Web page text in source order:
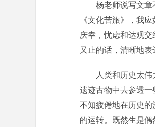
杨老师说写文
《文化苦旅》，我
庆幸，忧虑和达观
又止的话，清晰地表
人类和历史太
遗迹古物中去参透一
不知疲倦地在历史
的运转。既然生是